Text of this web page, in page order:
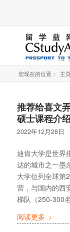
您现在的位置： 主
推荐给喜文
硕士课程介
2022年12月28日
迪肯大学是世界
达的城市之一墨
大学位列全球第
营，与国内的西
梯队（250-300名
阅读更多